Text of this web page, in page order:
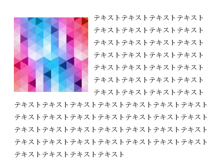
テキストテキストテキストテキスト
テキストテキストテキストテキスト
テキストテキストテキストテキスト
テキストテキストテキストテキスト
テキストテキストテキストテキスト
テキストテキストテキストテキスト
テキストテキストテキストテキスト
テキストテキストテキストテキストテキストテキストテキスト
テキストテキストテキストテキストテキストテキストテキスト
テキストテキストテキストテキストテキストテキストテキスト
テキストテキストテキストテキストテキストテキストテキスト
テキストテキストテキストテキスト